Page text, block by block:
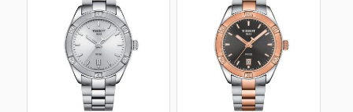
Loyalty Club